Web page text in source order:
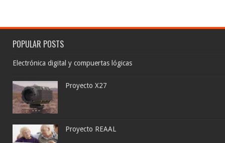
POPULAR POSTS
Electrónica digital y compuertas lógicas
Proyecto X27
Proyecto REAAL